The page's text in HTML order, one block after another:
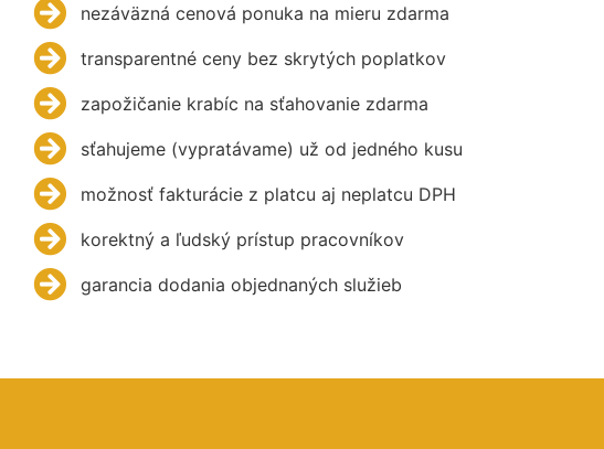
nezáväzná cenová ponuka na mieru zdarma
transparentné ceny bez skrytých poplatkov
zapožičanie krabíc na sťahovanie zdarma
sťahujeme (vypratávame) už od jedného kusu
možnosť fakturácie z platcu aj neplatcu DPH
korektný a ľudský prístup pracovníkov
garancia dodania objednaných služieb